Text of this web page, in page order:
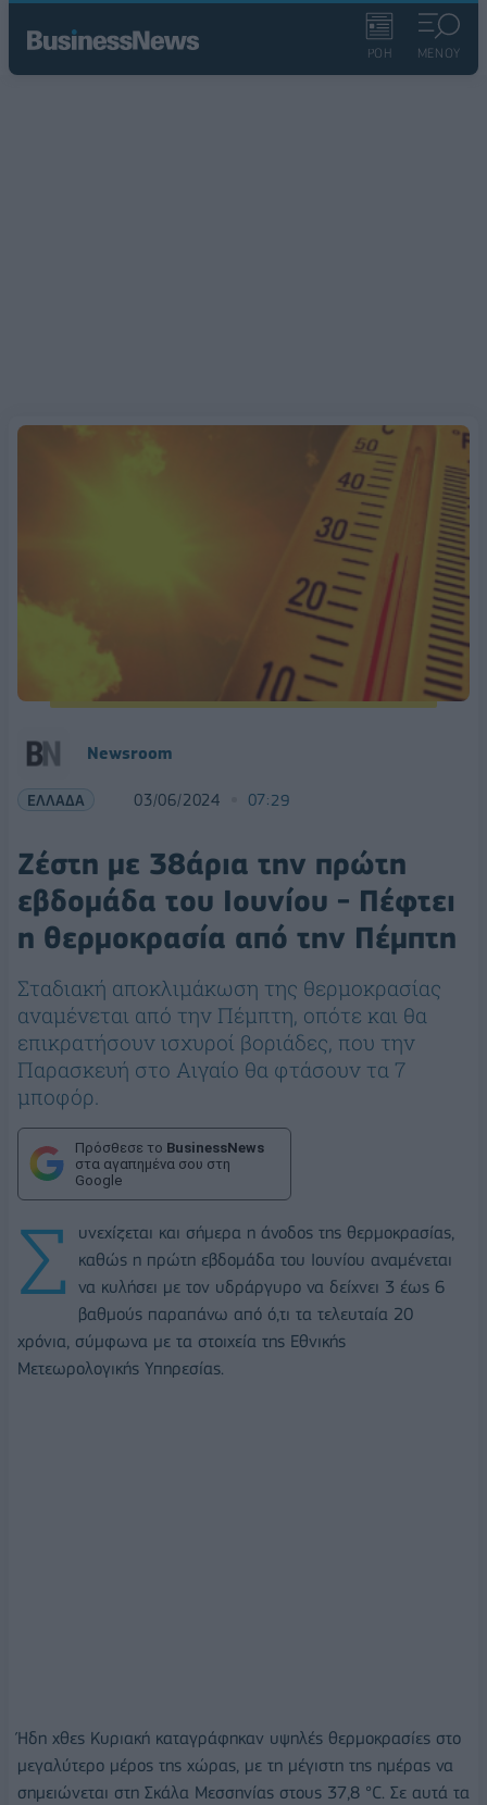
ΡΟΗ ΜΕΝΟΥ
Newsroom
ΕΛΛΑΔΑ 03/06/2024 07:29
Ζέστη με 38άρια την πρώτη
εβδομάδα του Ιουνίου - Πέφτει
η θερμοκρασία από την Πέμπτη
Σταδιακή αποκλιμάκωση της θερμοκρασίας
αναμένεται από την Πέμπτη, οπότε και θα
επικρατήσουν ισχυροί βοριάδες, που την
Παρασκευή στο Αιγαίο θα φτάσουν τα 7
μποφόρ.
Πρόσθεσε το BusinessNews
στα αγαπημένα σου στη
Google
Σ
υνεχίζεται και σήμερα η άνοδος της θερμοκρασίας,
καθώς η πρώτη εβδομάδα του Ιουνίου αναμένεται
να κυλήσει με τον υδράργυρο να δείχνει 3 έως 6
βαθμούς παραπάνω από ό,τι τα τελευταία 20
χρόνια, σύμφωνα με τα στοιχεία της Εθνικής
Μετεωρολογικής Υπηρεσίας.
Ήδη χθες Κυριακή καταγράφηκαν υψηλές θερμοκρασίες στο
μεγαλύτερο μέρος της χώρας, με τη μέγιστη της ημέρας να
σημειώνεται στη Σκάλα Μεσσηνίας στους 37,8 °C. Σε αυτά τα